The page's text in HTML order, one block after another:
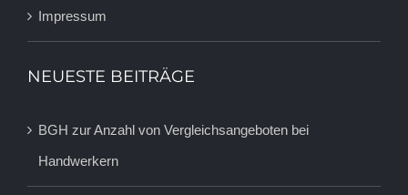
Impressum
NEUESTE BEITRÄGE
BGH zur Anzahl von Vergleichsangeboten bei
Handwerkern